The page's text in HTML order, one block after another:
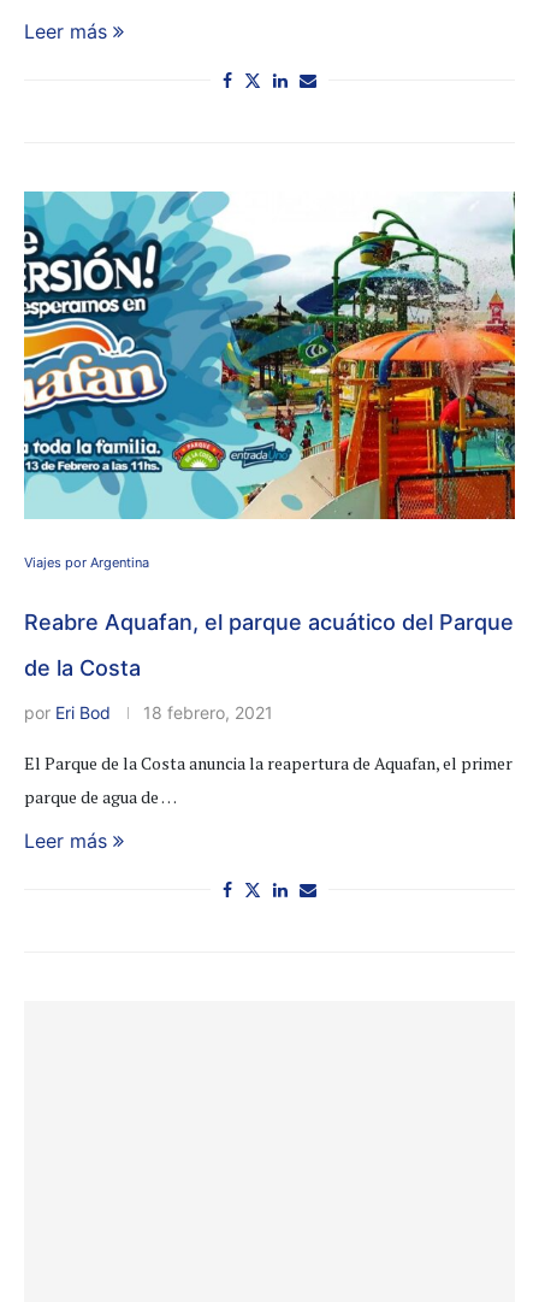
Leer más
Viajes por Argentina
Reabre Aquafan, el parque acuático del Parque
de la Costa
por Eri Bod 18 febrero, 2021
El Parque de la Costa anuncia la reapertura de Aquafan, el primer
parque de agua de …
Leer más